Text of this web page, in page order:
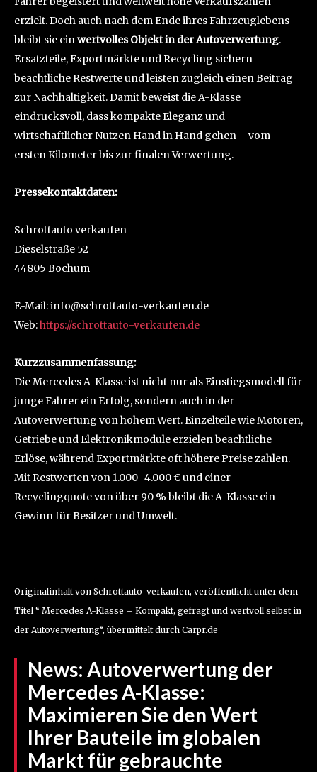
erzielt. Doch auch nach dem Ende ihres Fahrzeuglebens
bleibt sie einwertvolles Objekt in der Autoverwertung.
Ersatzteile, Exportmärkte und Recycling sichern
beachtliche Restwerte und leisten zugleich einen Beitrag
zur Nachhaltigkeit. Damit beweist die A-Klasse
eindrucksvoll, dass kompakte Eleganz und
wirtschaftlicher Nutzen Hand in Hand gehen – vom
ersten Kilometer bis zur finalen Verwertung.
Pressekontaktdaten:
Schrottauto verkaufen
Dieselstraße 52
44805 Bochum
E-Mail: info@schrottauto-verkaufen.de
Web:https://schrottauto-verkaufen.de
Kurzzusammenfassung:
Die Mercedes A-Klasse ist nicht nur als Einstiegsmodell für
junge Fahrer ein Erfolg, sondern auch in der
Autoverwertung von hohem Wert. Einzelteile wie Motoren,
Getriebe und Elektronikmodule erzielen beachtliche
Erlöse, während Exportmärkte oft höhere Preise zahlen.
Mit Restwerten von 1.000–4.000 € und einer
Recyclingquote von über 90 % bleibt die A-Klasse ein
Gewinn für Besitzer und Umwelt.
Originalinhalt von Schrottauto-verkaufen, veröffentlicht unter dem
Titel “ Mercedes A-Klasse – Kompakt, gefragt und wertvoll selbst in
der Autoverwertung“, übermittelt durch Carpr.de
News: Autoverwertung der
Mercedes A-Klasse:
Maximieren Sie den Wert
Ihrer Bauteile im globalen
Markt für gebrauchte